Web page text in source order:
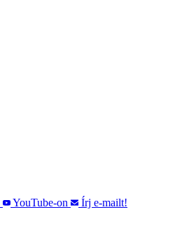
YouTube-on
Írj e-mailt!